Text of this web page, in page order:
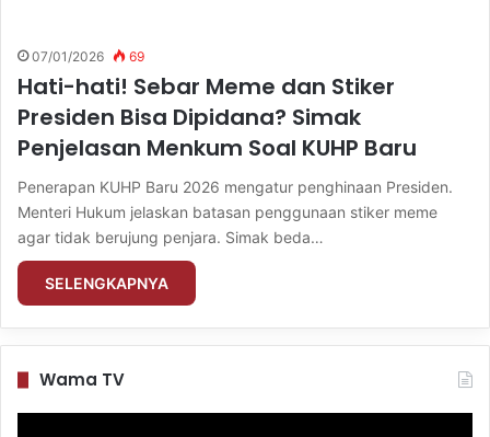
07/01/2026 69
Hati-hati! Sebar Meme dan Stiker
Presiden Bisa Dipidana? Simak
Penjelasan Menkum Soal KUHP Baru
Penerapan KUHP Baru 2026 mengatur penghinaan Presiden.
Menteri Hukum jelaskan batasan penggunaan stiker meme
agar tidak berujung penjara. Simak beda…
SELENGKAPNYA
Wama TV